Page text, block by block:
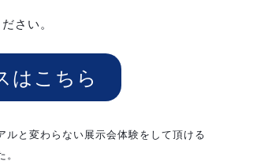
さい。
はこちら
と変わらない展示会体験をして頂ける